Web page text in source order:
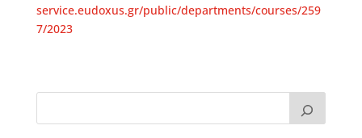
service.eudoxus.gr/public/departments/courses/259
7/2023